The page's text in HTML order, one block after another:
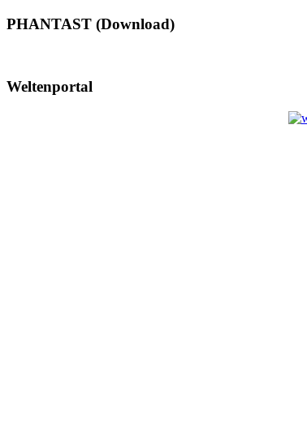
PHANTAST (Download)
Weltenportal